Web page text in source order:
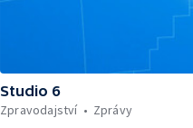
Studio 6
Zpravodajství
Zprávy